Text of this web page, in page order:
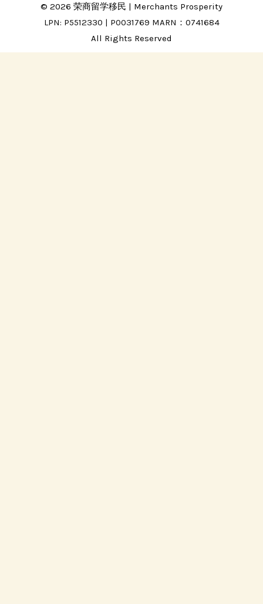
© 2026 荣商留学移民 | Merchants Prosperity
LPN: P5512330 | P0031769 MARN：0741684
All Rights Reserved